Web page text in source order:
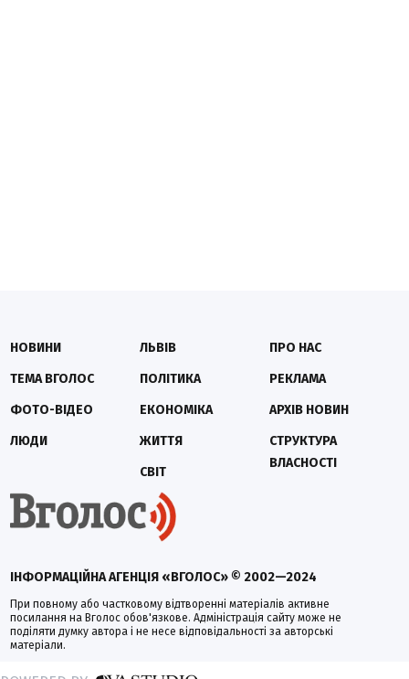
ІНФОРМАЦІЙНА АГЕНЦІЯ «ВГОЛОС» © 2002—2024
При повному або частковому відтворенні матеріалів активне
посилання на Вголос обов'язкове. Адміністрація сайту може не
поділяти думку автора і не несе відповідальності за авторські
матеріали.
НОВИНИ
ТЕМА ВГОЛОС
ФОТО-ВІДЕО
ЛЮДИ
ЛЬВІВ
ПОЛІТИКА
ЕКОНОМІКА
ЖИТТЯ
СВІТ
ПРО НАС
РЕКЛАМА
АРХІВ НОВИН
СТРУКТУРА
ВЛАСНОСТІ